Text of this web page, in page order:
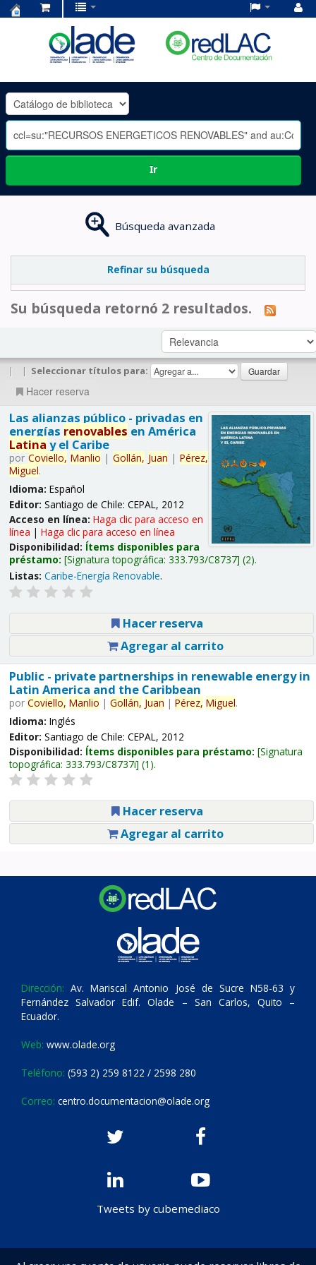
OLADE
-
Ir
Búsqueda avanzada
Refinar su búsqueda
Su búsqueda retornó 2 resultados.
| | Seleccionar títulos para:
Hacer reserva
Las alianzas público - privadas en
energías renovables en América
Latina y el Caribe
por Coviello, Manlio | Gollán, Juan | Pérez,
Miguel.
Idioma: Español
Editor: Santiago de Chile: CEPAL, 2012
Acceso en línea: Haga clic para acceso en
línea | Haga clic para acceso en línea
Disponibilidad: Ítems disponibles para
préstamo: Signatura topográfica: 333.793/C8737 (2).
Listas: Caribe-Energía Renovable.
Hacer reserva
Agregar al carrito
Public - private partnerships in renewable energy in
Latin America and the Caribbean
por Coviello, Manlio | Gollán, Juan | Pérez, Miguel.
Idioma: Inglés
Editor: Santiago de Chile: CEPAL, 2012
Disponibilidad: Ítems disponibles para préstamo: Signatura
topográfica: 333.793/C8737i (1).
Hacer reserva
Agregar al carrito
Dirección: Av. Mariscal Antonio José de Sucre N58-63 y
Fernández Salvador Edif. Olade – San Carlos, Quito –
Ecuador.
Web: www.olade.org
Teléfono: (593 2) 259 8122 / 2598 280
Correo: centro.documentacion@olade.org
Tweets by cubemediaco